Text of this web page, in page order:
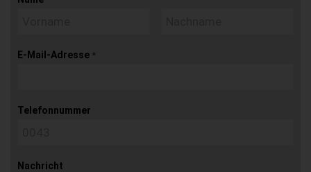
E-Mail-Adresse *
Telefonnummer
Nachricht